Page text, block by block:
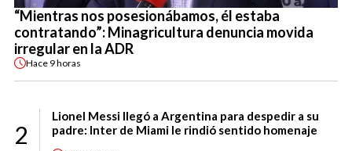
“Mientras nos posesionábamos, él estaba
contratando”: Minagricultura denuncia movida
irregular en la ADR
Hace 9 horas
2
Lionel Messi llegó a Argentina para despedir a su
padre: Inter de Miami le rindió sentido homenaje